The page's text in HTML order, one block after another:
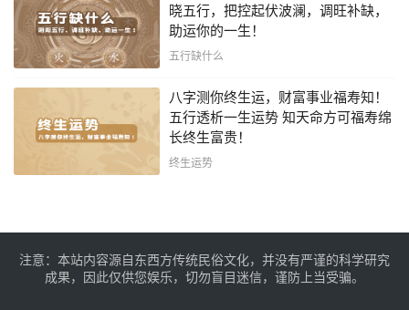
晓五行，把控起伏波澜，调旺补缺，
助运你的一生！
五行缺什么
八字测你终生运，财富事业福寿知！
五行透析一生运势 知天命方可福寿绵
长终生富贵！
终生运势
注意：本站内容源自东西方传统民俗文化，并没有严谨的科学研究
成果，因此仅供您娱乐，切勿盲目迷信，谨防上当受骗。